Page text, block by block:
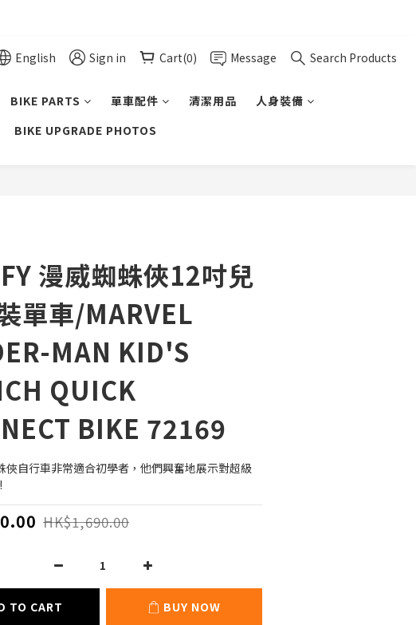
English Sign in Cart(0) Message Search Products
BIKE PARTS 單車配件 清潔用品
人身裝備
BIKE UPGRADE PHOTOS
漫威蜘蛛俠12吋兒
單車/MARVEL
MAN KID'S
QUICK
BIKE 72169
俠自行車非常適合初學者，他們興奮地展示對超級
HK$1,690.00
TO CART BUY NOW